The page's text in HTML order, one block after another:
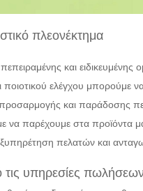
πλεονέκτημα
και ειδικευμένης
ποιοτικού ελέγχου μπορούμε
προσαρμογής και παράδοσης
να παρέχουμε στα προϊόντα
πελατών και
υπηρεσίες